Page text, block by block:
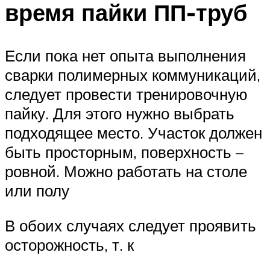
время пайки ПП-труб
Если пока нет опыта выполнения
сварки полимерных коммуникаций,
следует провести тренировочную
пайку. Для этого нужно выбрать
подходящее место. Участок должен
быть просторным, поверхность –
ровной. Можно работать на столе
или полу
В обоих случаях следует проявить
осторожность, т. к